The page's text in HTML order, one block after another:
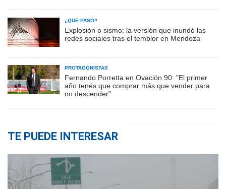
¿QUÉ PASÓ?
Explosión o sismo: la versión que inundó las
redes sociales tras el temblor en Mendoza
PROTAGONISTAS
Fernando Porretta en Ovación 90: "El primer
año tenés que comprar más que vender para
no descender"
TE PUEDE INTERESAR